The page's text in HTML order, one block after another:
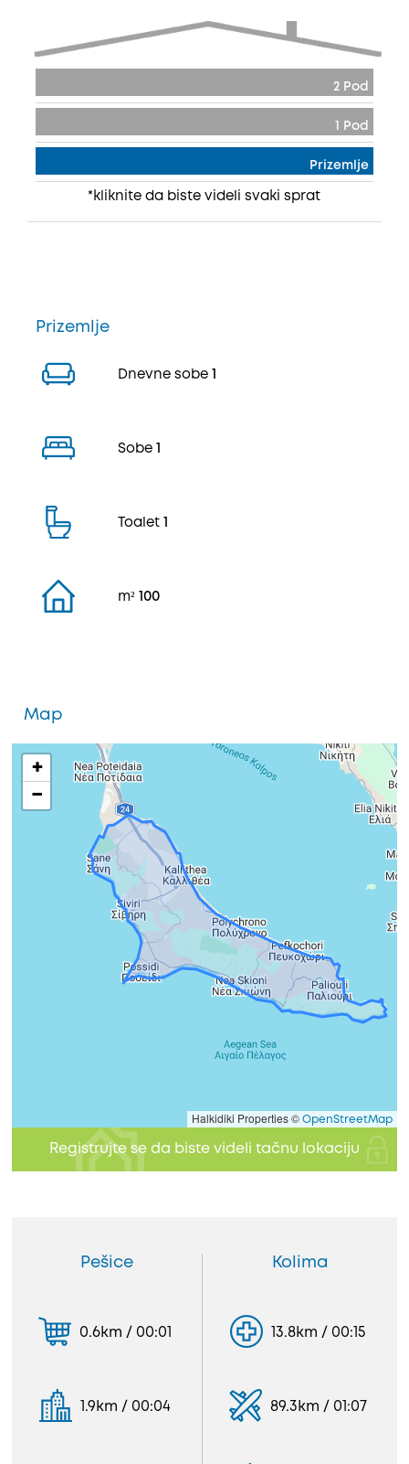
2 Pod
1 Pod
Prizemlje
*kliknite da biste videli svaki sprat
Prizemlje
Dnevne sobe
Sobe
Toalet
m² 100
Map
+
−
Halkidiki Properties © OpenStreetMap
Registrujte se da biste videli tačnu lokaciju
Pešice
0.6km / 00:01
1.9km / 00:04
Kolima
13.8km / 00:15
89.3km / 01:07